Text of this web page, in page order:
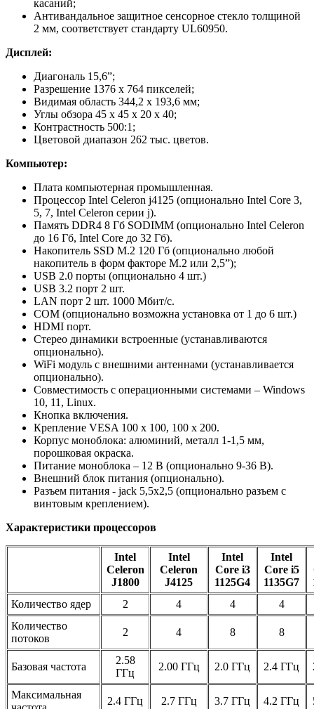
касаний;
Антивандальное защитное сенсорное стекло толщиной
2 мм, соответствует стандарту UL60950.
Дисплей:
Диагональ 15,6”;
Разрешение 1376 x 764 пикселей;
Видимая область 344,2 х 193,6 мм;
Углы обзора 45 х 45 х 20 х 40;
Контрастность 500:1;
Цветовой диапазон 262 тыс. цветов.
Компьютер:
Плата компьютерная промышленная.
Процессор Intel Celeron j4125 (опционально Intel Core 3,
5, 7, Intel Celeron серии j).
Память DDR4 8 Гб SODIMM (опционально Intel Celeron
до 16 Гб, Intel Core до 32 Гб).
Накопитель SSD M.2 120 Гб (опционально любой
накопитель в форм факторе M.2 или 2,5”);
USB 2.0 порты (опционально 4 шт.)
USB 3.2 порт 2 шт.
LAN порт 2 шт. 1000 Мбит/с.
COM (опционально возможна установка от 1 до 6 шт.)
HDMI порт.
Стерео динамики встроенные (устанавливаются
опционально).
WiFi модуль с внешними антеннами (устанавливается
опционально).
Совместимость с операционными системами – Windows
10, 11, Linux.
Кнопка включения.
Крепление VESA 100 x 100, 100 х 200.
Корпус моноблока: алюминий, металл 1-1,5 мм,
порошковая окраска.
Питание моноблока – 12 В (опционально 9-36 В).
Внешний блок питания (опционально).
Разъем питания - jack 5,5х2,5 (опционально разъем с
винтовым креплением).
Характеристики процессоров
Intel
Celeron
J1800
Intel
Celeron
J4125
Intel
Core i3
1125G4
Intel
Core i5
1135G7
Количество ядер
2 4 4
4
Количество
потоков
2 4 8 8
Базовая частота
2.58
ГГц
2.00 ГГц 2.0 ГГц 2.4 ГГц
Максимальная
2.4 ГГц 2.7 ГГц 3.7 ГГц 4.2 ГГц